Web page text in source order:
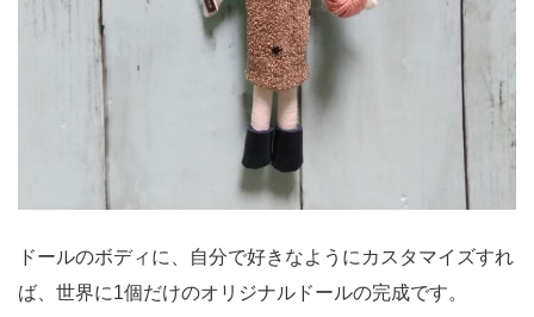
ドールのボディに、自分で好きなようにカスタマイズすれ
ば、世界に1個だけのオリジナルドールの完成です。